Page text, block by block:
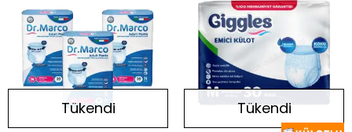
Tükendi Tükendi